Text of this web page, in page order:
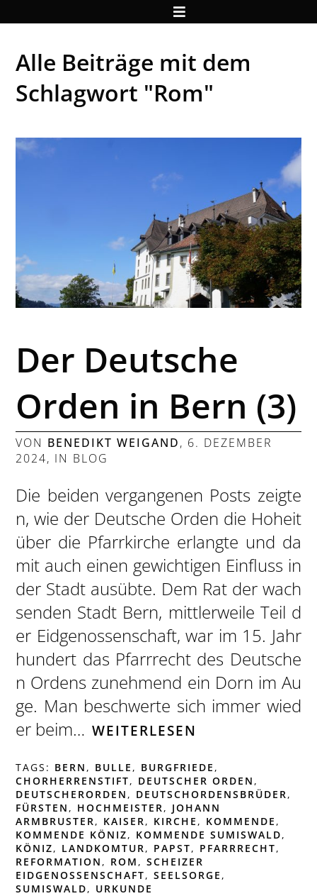
Alle Beiträge mit dem
Schlagwort "Rom"
Der Deutsche
Orden in Bern (3)
VON BENEDIKT WEIGAND, 6. DEZEMBER
2024, IN BLOG
Die beiden vergangenen Posts zeigte
n, wie der Deutsche Orden die Hoheit
über die Pfarrkirche erlangte und da
mit auch einen gewichtigen Einfluss in
der Stadt ausübte. Dem Rat der wach
senden Stadt Bern, mittlerweile Teil d
er Eidgenossenschaft, war im 15. Jahr
hundert das Pfarrrecht des Deutsche
n Ordens zunehmend ein Dorn im Au
ge. Man beschwerte sich immer wied
er beim… WEITERLESEN
TAGS: BERN , BULLE , BURGFRIEDE ,
CHORHERRENSTIFT, DEUTSCHER ORDEN ,
DEUTSCHERORDEN , DEUTSCHORDENSBRÜDER ,
FÜRSTEN , HOCHMEISTER , JOHANN
ARMBRUSTER , KAISER , KIRCHE , KOMMENDE ,
KOMMENDE KÖNIZ, KOMMENDE SUMISWALD,
KÖNIZ, LANDKOMTUR , PAPST, PFARRRECHT,
REFORMATION , ROM ,SCHEIZER
EIDGENOSSENSCHAFT,SEELSORGE ,
SUMISWALD, URKUNDE